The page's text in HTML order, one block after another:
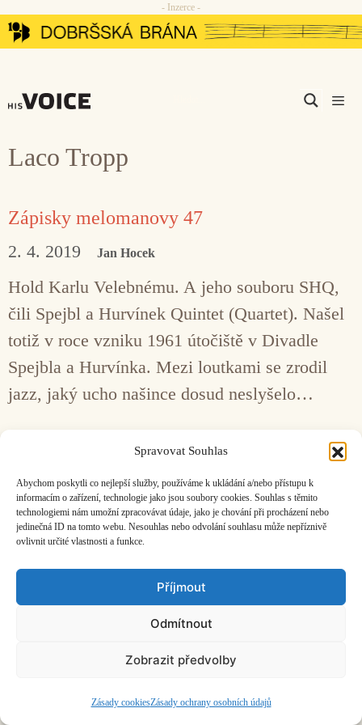
Spravovat Souhlas
Abychom poskytli co nejlepší služby, používáme k ukládání a/nebo přístupu k
informacím o zařízení, technologie jako jsou soubory cookies. Souhlas s těmito
technologiemi nám umožní zpracovávat údaje, jako je chování při procházení nebo
jedinečná ID na tomto webu. Nesouhlas nebo odvolání souhlasu může nepříznivě
ovlivnit určité vlastnosti a funkce.
Příjmout
Odmítnout
Zobrazit předvolby
Zásady cookiesZásady ochrany osobních údajů
Přeskočit
na
- Inzerce -
Laco Tropp
Zápisky melomanovy 47
2. 4. 2019 Jan Hocek
Hold Karlu Velebnému. A jeho souboru SHQ,
čili Spejbl a Hurvínek Quintet (Quartet). Našel
totiž v roce vzniku 1961 útočiště v Divadle
Spejbla a Hurvínka. Mezi loutkami se zrodil
jazz, jaký ucho našince dosud neslyšelo…
Facebook
Bandcamp
Mail
©2026 HISvoice – design a admin